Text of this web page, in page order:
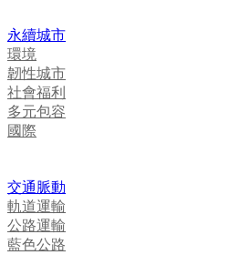
永續城市
環境
韌性城市
社會福利
多元包容
國際
交通脈動
軌道運輸
公路運輸
藍色公路